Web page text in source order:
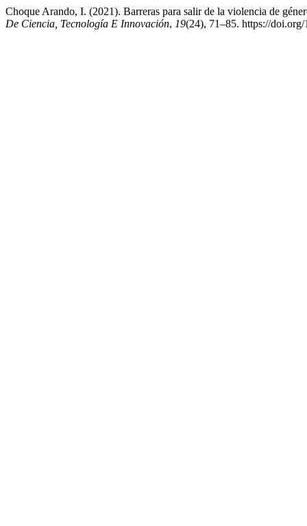
Choque Arando, I. (2021). Barreras para salir de la violencia de
De Ciencia, Tecnología E Innovación, 19(24), 71–85. https://